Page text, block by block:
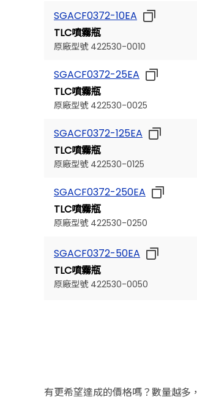
SGACF0372-10EA
TLC噴霧瓶
原廠型號 422530-0010
SGACF0372-25EA
TLC噴霧瓶
原廠型號 422530-0025
SGACF0372-125EA
TLC噴霧瓶
原廠型號 422530-0125
SGACF0372-250EA
TLC噴霧瓶
原廠型號 422530-0250
SGACF0372-50EA
TLC噴霧瓶
原廠型號 422530-0050
有更希望達成的價格嗎？數量越多